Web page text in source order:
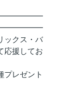
ックス・バ
応援してお
プレゼント